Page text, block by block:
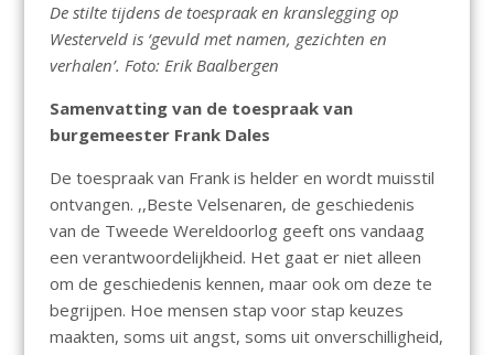
De stilte tijdens de toespraak en kranslegging op
Westerveld is ‘gevuld met namen, gezichten en
verhalen’. Foto: Erik Baalbergen
Samenvatting van de toespraak van
burgemeester Frank Dales
De toespraak van Frank is helder en wordt muisstil
ontvangen. ,,Beste Velsenaren, de geschiedenis
van de Tweede Wereldoorlog geeft ons vandaag
een verantwoordelijkheid. Het gaat er niet alleen
om de geschiedenis kennen, maar ook om deze te
begrijpen. Hoe mensen stap voor stap keuzes
maakten, soms uit angst, soms uit onverschilligheid,